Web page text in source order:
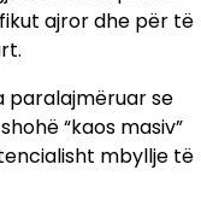
ajror dhe për të
paralajmëruar se
“kaos masiv”
mbyllje të